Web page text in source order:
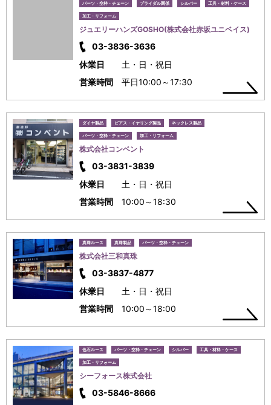
パーツ・空枠・チェーン ブライダル関係 シルバー 工具・材料・ケース
加工・リフォーム
ジュエリーハンズGOSHO(株式会社赤坂ユニベイス)
03-3836-3636
休業日
土・日・祝日
営業時間
平日10:00～17:30
ダイヤ製品 ピアス・イヤリング製品 ネックレス製品
パーツ・空枠・チェーン 加工・リフォーム
株式会社コンベント
03-3831-3839
休業日
土・日・祝日
営業時間
10:00～18:30
真珠ルース 真珠製品 パーツ・空枠・チェーン
株式会社三和真珠
03-3837-4877
休業日
土・日・祝日
営業時間
10:00～18:00
色石ルース パーツ・空枠・チェーン シルバー 工具・材料・ケース
加工・リフォーム
シーフォース株式会社
03-5846-8666